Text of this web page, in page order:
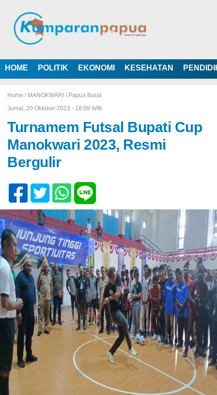
HOME POLITIK EKONOMI KESEHATAN
Home / MANOKWARI / Papua Barat
Jumat, 20 Oktober 2023 - 18:09 WIB
Turnamem Futsal Bupati Cup
Manokwari 2023, Resmi
Bergulir